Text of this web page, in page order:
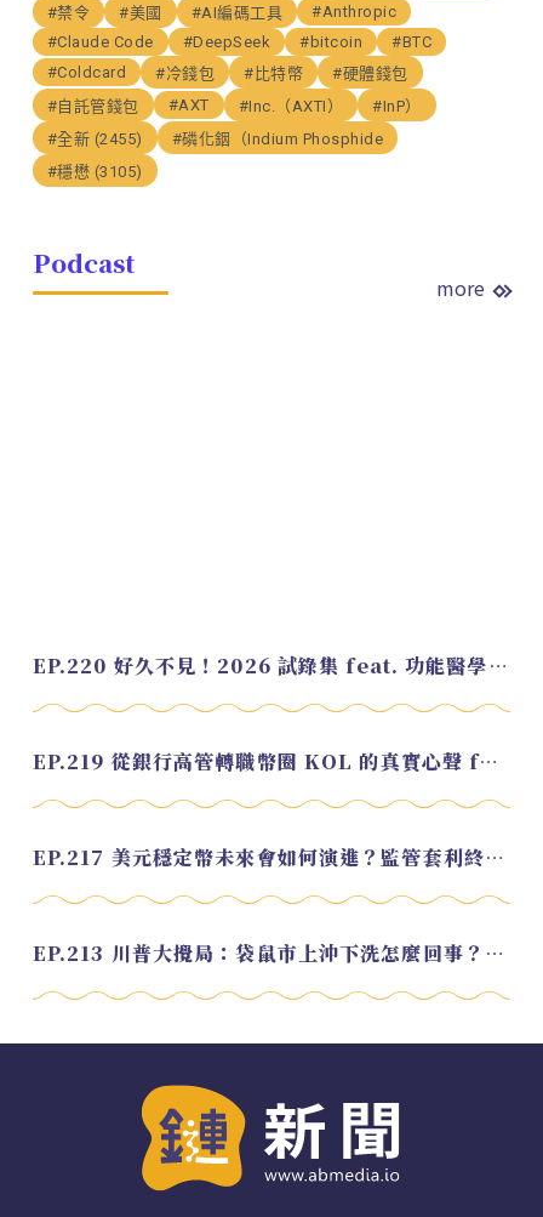
#禁令
#美國 #AI編碼工具
#Anthropic
#Claude Code
#DeepSeek #bitcoin
#BTC
#Coldcard
#冷錢包 #比特幣
#硬體錢包
#自託管錢包
#AXT #Inc.（AXTI）
#InP）
#全新 (2455)
#磷化銦（Indium Phosphide
#穩懋 (3105)
Podcast
more
EP.220 好久不見！2026 試錄集 feat. 功能醫學營養師 美寶
EP.219 從銀行高管轉職幣圈 KOL 的真實心聲 feat.龜大
EP.217 美元穩定幣未來會如何演進？監管套利終將收斂？feat. 研究員 余哲安
EP.213 川普大攪局：袋鼠市上沖下洗怎麼回事？feat. Alvin